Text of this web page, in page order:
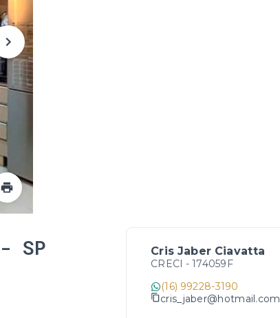
SP Cris Jaber Ciavatta
CRECI - 174059F
(16) 99228-3190
cris_jaber@hotmail.com